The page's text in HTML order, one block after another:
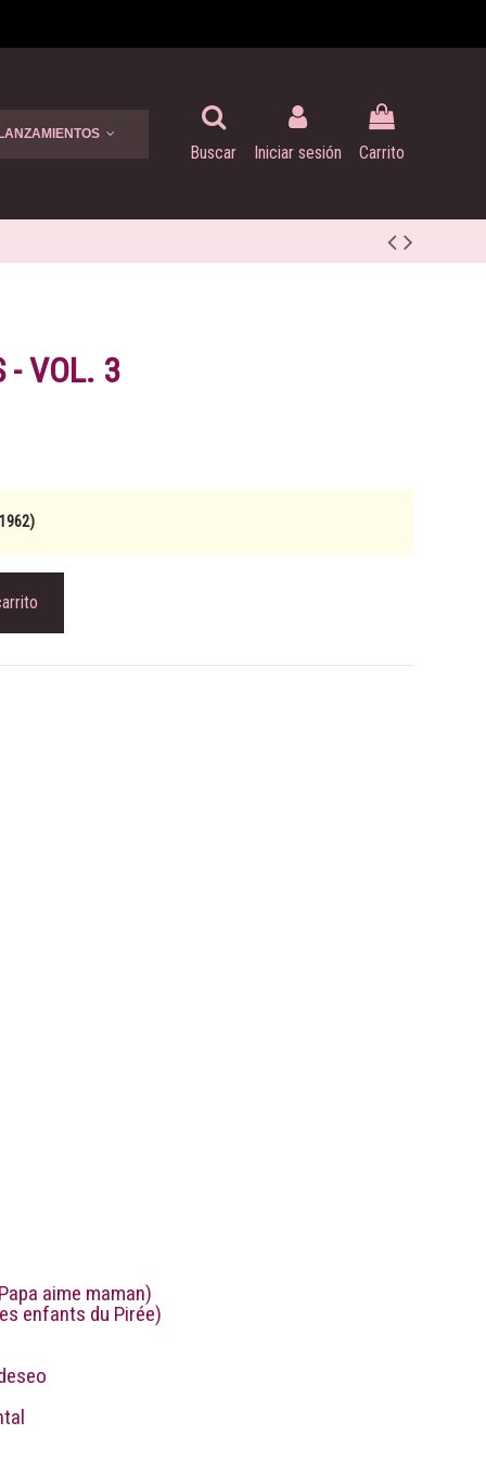
Buscar Iniciar sesión Carrito
- VOL. 3
aime maman)
enfants du Pirée)